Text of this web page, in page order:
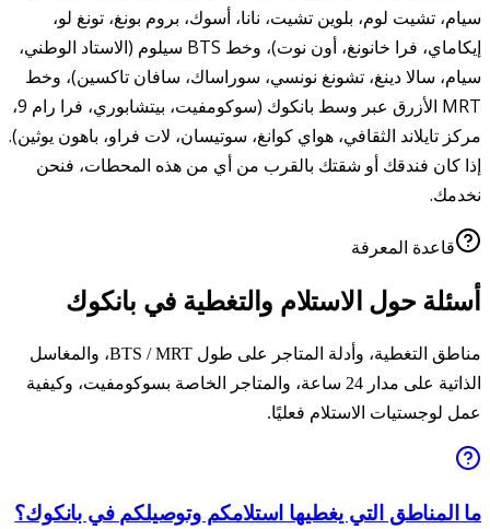
سيام، تشيت لوم، بلوين تشيت، نانا، أسوك، بروم بونغ، تونغ لو،
إيكاماي، فرا خانونغ، أون نوت)، وخط BTS سيلوم (الاستاد الوطني،
سيام، سالا دينغ، تشونغ نونسي، سوراساك، سافان تاكسين)، وخط
MRT الأزرق عبر وسط بانكوك (سوكومفيت، بيتشابوري، فرا رام 9،
مركز تايلاند الثقافي، هواي كوانغ، سوتيسان، لات فراو، باهون يوثين).
إذا كان فندقك أو شقتك بالقرب من أي من هذه المحطات، فنحن
نخدمك.
قاعدة المعرفة
أسئلة حول الاستلام والتغطية في بانكوك
مناطق التغطية، وأدلة المتاجر على طول BTS / MRT، والمغاسل
الذاتية على مدار 24 ساعة، والمتاجر الخاصة بسوكومفيت، وكيفية
عمل لوجستيات الاستلام فعليًا.
ما المناطق التي يغطيها استلامكم وتوصيلكم في بانكوك؟